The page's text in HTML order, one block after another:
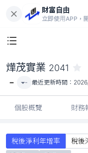
財富自由
立即使用APP，
燁茂實業 2041
- - 最近更新時間：
個股概覽 財務
稅後淨利年增率 稅後